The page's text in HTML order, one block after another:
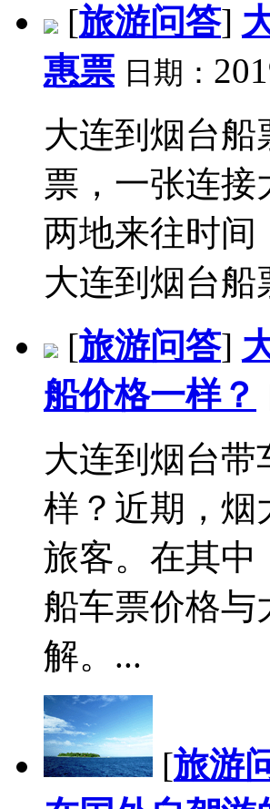
[旅游问答]
惠票 日期：
大连到烟台船
票，一张连接
两地来往时间
大连到烟台船
[旅游问答]
船价格一样？
大连到烟台带
样？近期，烟
旅客。在其中
船车票价格与
解。...
[旅游